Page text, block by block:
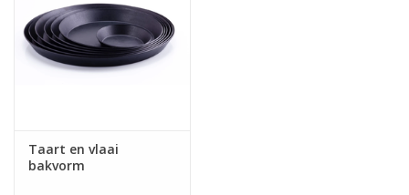
Acties
Taart en vlaai
bakvorm